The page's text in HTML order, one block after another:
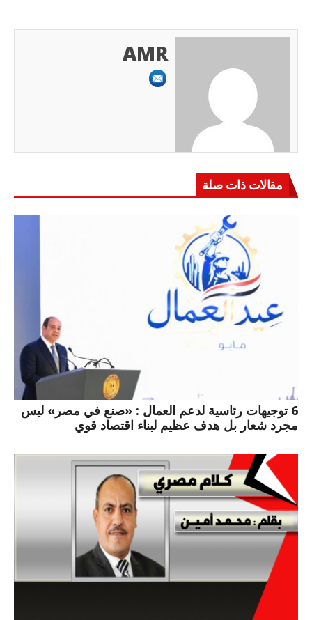
AMR
مقالات ذات صلة
6 توجيهات رئاسية لدعم العمال : «صنع في مصر» ليس
مجرد شعار بل هدف عظيم لبناء اقتصاد قوي